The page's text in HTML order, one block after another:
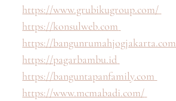
https://www.grubikugroup.com/
https://konsulweb.com
https://bangunrumahjogjakarta.com
https://pagarbambu.id
https://banguntapanfamily.com
https://www.mcmabadi.com/